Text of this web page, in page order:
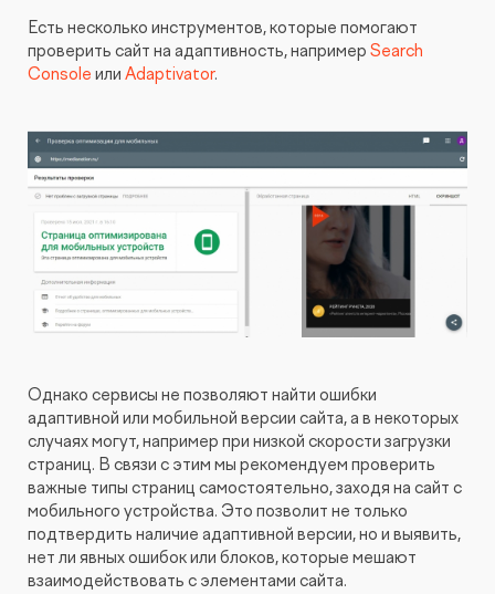
Есть несколько инструментов, которые помогают
проверить сайт на адаптивность, например Search
Console или Adaptivator.
Однако сервисы не позволяют найти ошибки
адаптивной или мобильной версии сайта, а в некоторых
случаях могут, например при низкой скорости загрузки
страниц. В связи с этим мы рекомендуем проверить
важные типы страниц самостоятельно, заходя на сайт с
мобильного устройства. Это позволит не только
подтвердить наличие адаптивной версии, но и выявить,
нет ли явных ошибок или блоков, которые мешают
взаимодействовать с элементами сайта.